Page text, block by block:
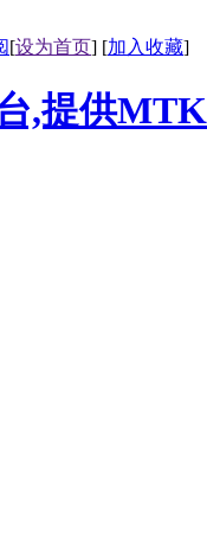
[设为首页] [加入收藏]